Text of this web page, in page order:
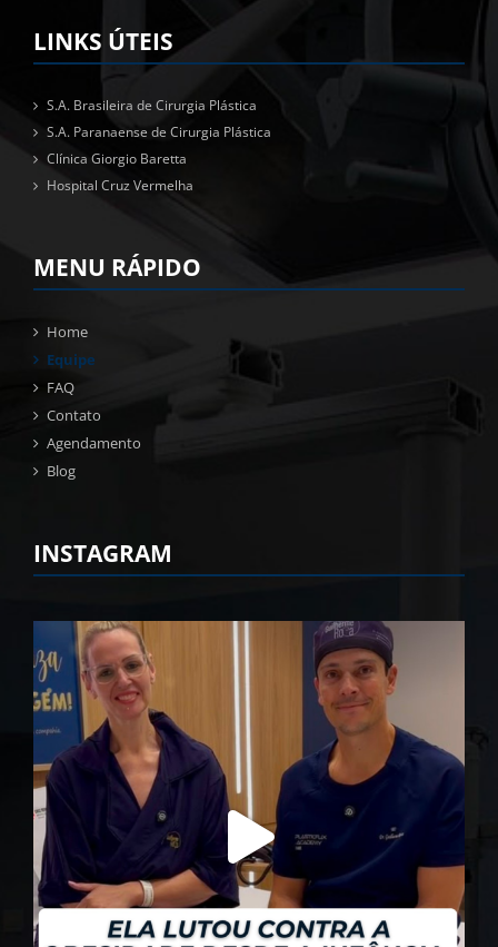
LINKS ÚTEIS
S.A. Brasileira de Cirurgia Plástica
S.A. Paranaense de Cirurgia Plástica
Clínica Giorgio Baretta
Hospital Cruz Vermelha
MENU RÁPIDO
Home
Equipe
FAQ
Contato
Agendamento
Blog
INSTAGRAM